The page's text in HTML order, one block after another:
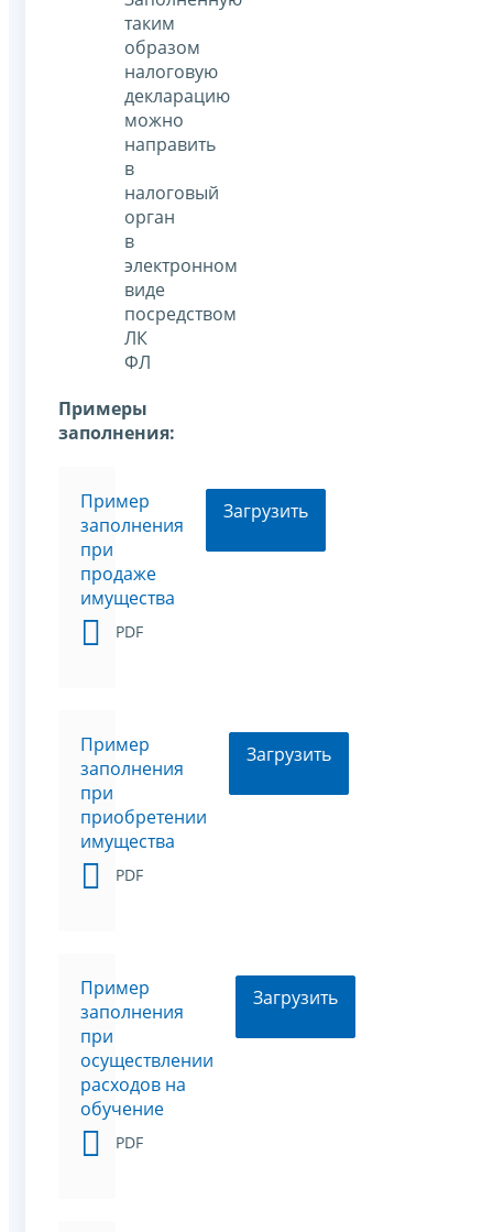
таким
образом
налоговую
декларацию
можно
направить
в
налоговый
орган
в
электронном
виде
посредством
ЛК
ФЛ
Примеры
заполнения:
Пример
заполнения
при
продаже
имущества
PDF
Загрузить
Пример
заполнения
при
приобретении
имущества
PDF
Загрузить
Пример
заполнения
при
осуществлении
расходов на
обучение
PDF
Загрузить